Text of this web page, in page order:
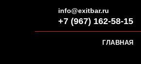
info@exitbar.ru
ГЛАВНАЯ
+7 (967) 162-58-15